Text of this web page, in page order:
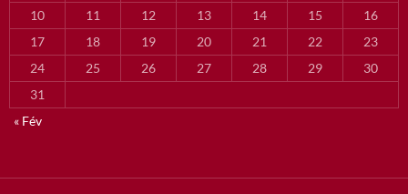
10
11 12 13 14 15
16
17
18 19 20 21 22
23
24
25 26 27 28 29
30
31
« Fév